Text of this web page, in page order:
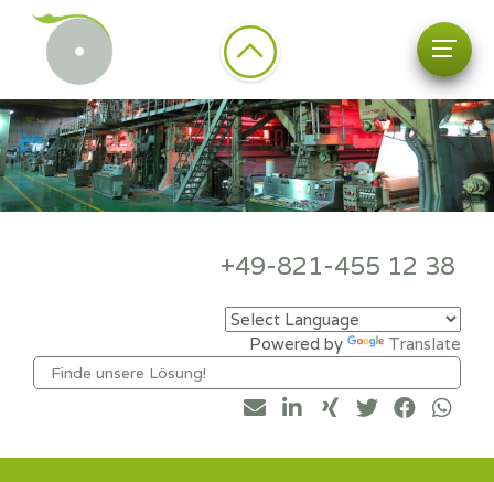
+49-821-455 12 38
Powered by Translate